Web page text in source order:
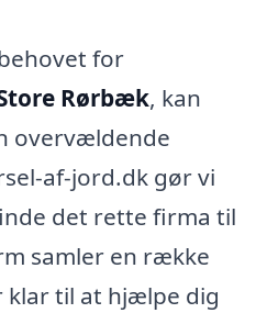
for
Rørbæk, kan
overvældende
af-jord.dk gør vi
det rette firma til
samler en række
klar til at hjælpe dig